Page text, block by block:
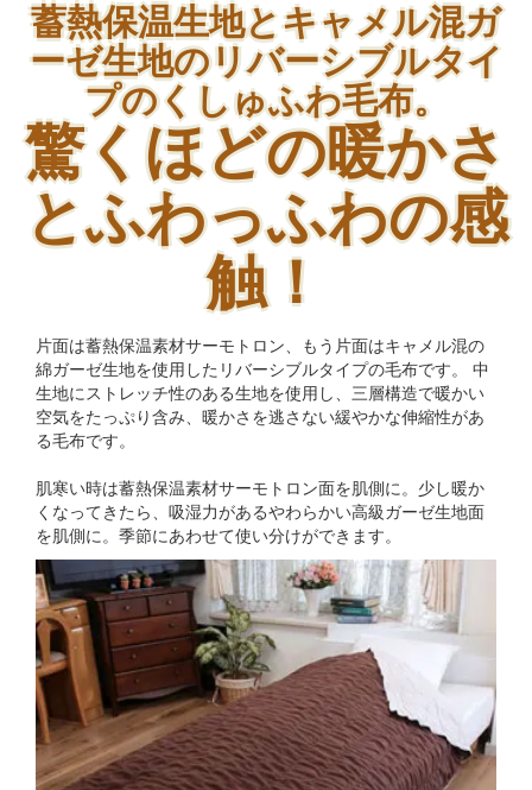
蓄熱保温生地とキャメル混ガ
ーゼ生地のリバーシブルタイ
プのくしゅふわ毛布。
驚くほどの暖かさ
とふわっふわの感
触！
片面は蓄熱保温素材サーモトロン、もう片面はキャメル混の
綿ガーゼ生地を使用したリバーシブルタイプの毛布です。 中
生地にストレッチ性のある生地を使用し、三層構造で暖かい
空気をたっぷり含み、暖かさを逃さない緩やかな伸縮性があ
る毛布です。
肌寒い時は蓄熱保温素材サーモトロン面を肌側に。少し暖か
くなってきたら、吸湿力があるやわらかい高級ガーゼ生地面
を肌側に。季節にあわせて使い分けができます。